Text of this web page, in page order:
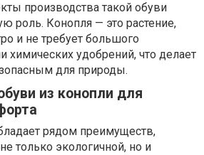
производства такой обуви
роль. Конопля — это растение,
и не требует большого
химических удобрений, что делает
для природы.
из конопли для
рядом преимуществ,
только экологичной, но и